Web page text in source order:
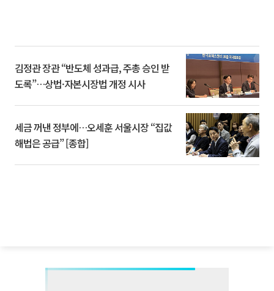
김정관 장관 “반도체 성과급, 주총 승인 받
도록”…상법·자본시장법 개정 시사
세금 꺼낸 정부에…오세훈 서울시장 “집값
해법은 공급” [종합]